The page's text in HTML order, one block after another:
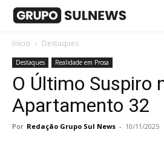
Início Destaques
Destaques Realidade em Prosa
O Último Suspiro
Apartamento 32
Por Redação Grupo Sul News - 10/11/2025